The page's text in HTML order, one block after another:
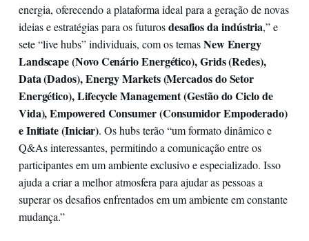
energia, oferecendo a plataforma ideal para a geração de novas
ideias e estratégias para os futurosdesafios da indústria,” e
sete “live hubs” individuais, com os temasNew Energy
Landscape (Novo Cenário Energético), Grids (Redes),
Data (Dados), Energy Markets (Mercados do Setor
Energético), Lifecycle Management (Gestão do Ciclo de
Vida), Empowered Consumer (Consumidor Empoderado)
e Initiate (Iniciar). Os hubs terão “um formato dinâmico e
Q&As interessantes, permitindo a comunicação entre os
participantes em um ambiente exclusivo e especializado. Isso
ajuda a criar a melhor atmosfera para ajudar as pessoas a
superar os desafios enfrentados em um ambiente em constante
mudança.”